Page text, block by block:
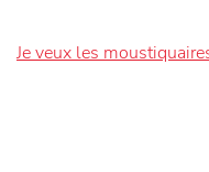
Je veux les